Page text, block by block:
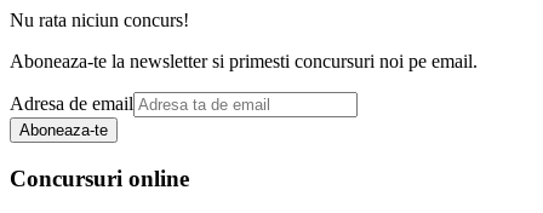
Nu rata niciun concurs!
Aboneaza-te la newsletter si primesti concursuri noi pe email.
Adresa de email
Aboneaza-te
Concursuri online